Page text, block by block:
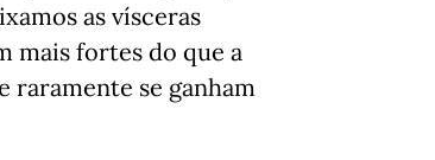
as vísceras
mais fortes do que a
raramente se ganham